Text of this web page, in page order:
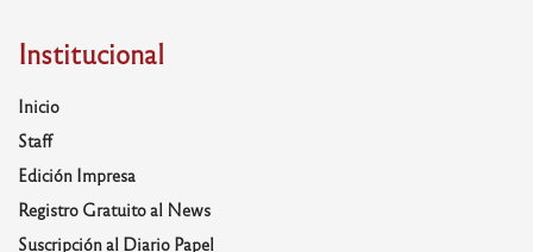
Institucional
Inicio
Staff
Edición Impresa
Registro Gratuito al News
Suscripción al Diario Papel